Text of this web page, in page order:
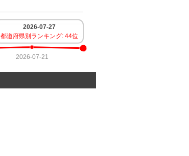
2026-07-21
2026-07-27
都道府県別ランキング: 44位